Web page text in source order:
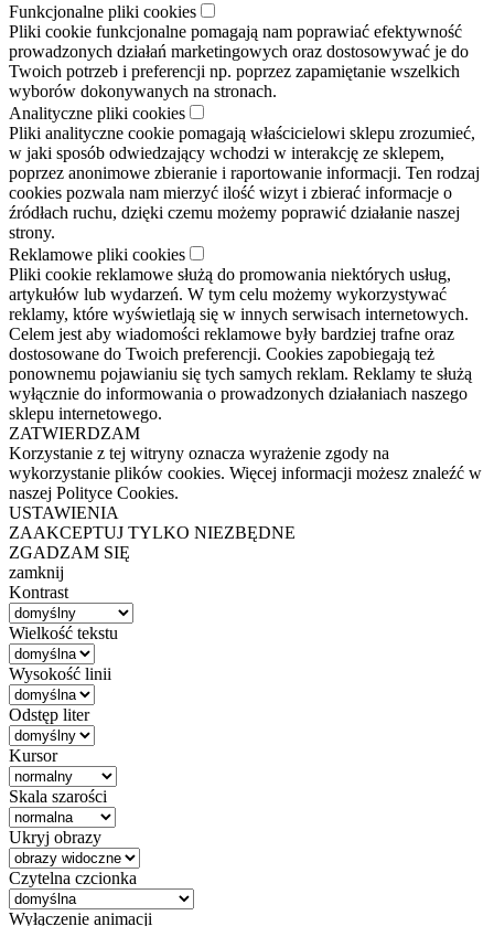
Funkcjonalne pliki cookies
Pliki cookie funkcjonalne pomagają nam poprawiać efektywność
prowadzonych działań marketingowych oraz dostosowywać je do
Twoich potrzeb i preferencji np. poprzez zapamiętanie wszelkich
wyborów dokonywanych na stronach.
Analityczne pliki cookies
Pliki analityczne cookie pomagają właścicielowi sklepu zrozumieć,
w jaki sposób odwiedzający wchodzi w interakcję ze sklepem,
poprzez anonimowe zbieranie i raportowanie informacji. Ten rodzaj
cookies pozwala nam mierzyć ilość wizyt i zbierać informacje o
źródłach ruchu, dzięki czemu możemy poprawić działanie naszej
strony.
Reklamowe pliki cookies
Pliki cookie reklamowe służą do promowania niektórych usług,
artykułów lub wydarzeń. W tym celu możemy wykorzystywać
reklamy, które wyświetlają się w innych serwisach internetowych.
Celem jest aby wiadomości reklamowe były bardziej trafne oraz
dostosowane do Twoich preferencji. Cookies zapobiegają też
ponownemu pojawianiu się tych samych reklam. Reklamy te służą
wyłącznie do informowania o prowadzonych działaniach naszego
sklepu internetowego.
ZATWIERDZAM
Korzystanie z tej witryny oznacza wyrażenie zgody na
wykorzystanie plików cookies. Więcej informacji możesz znaleźć w
naszej Polityce Cookies.
USTAWIENIA
ZAAKCEPTUJ TYLKO NIEZBĘDNE
ZGADZAM SIĘ
zamknij
Kontrast
Wielkość tekstu
Wysokość linii
Odstęp liter
Kursor
Skala szarości
Ukryj obrazy
Czytelna czcionka
Wyłączenie animacji